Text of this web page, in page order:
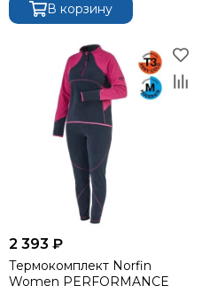
В корзину
2 393 ₽
Термокомплект Norfin
Women PERFORMANCE